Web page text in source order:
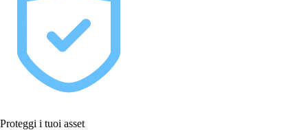
Proteggi i tuoi asset